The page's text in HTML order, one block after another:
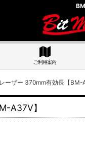
ご利用案内
ザー 370mm有効長【BM-
A37V】